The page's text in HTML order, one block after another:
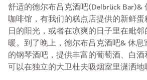
舒适的德尔布吕克酒吧(Delbrück
咖啡馆，有我们的糕点店提供的新鲜
日的阳光，或者在凉爽的日子里在毗
暖。到了晚上，德尔布吕克酒吧& 休
的钢琴酒吧，提供丰富的葡萄酒、白
可以在独立的大卫杜夫吸烟室里潇洒地